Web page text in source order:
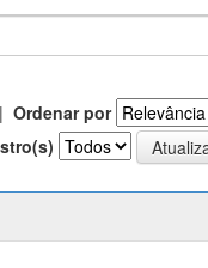
| Ordenar por